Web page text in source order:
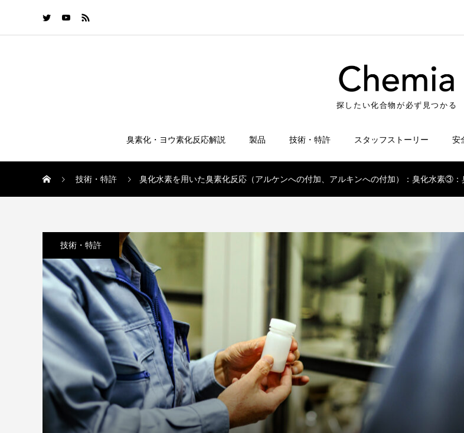
探したい化合物が必ず見つかる
臭素化・ヨウ素化反応解説 製品 技術・特許 スタッフストーリー 安
技術・特許 臭化水素を用いた臭素化反応（アルケンへの付加、アルキンへの付加）：臭化水素③
技術・特許